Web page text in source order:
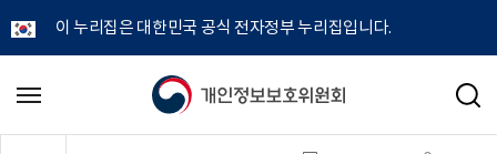
이 누리집은 대한민국 공식 전자정부 누리집입니다.
개
메
검